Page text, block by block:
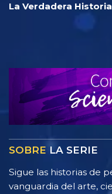
La Verdadera
SOBRE LA SERIE
Sigue las historias de
vanguardia del arte,